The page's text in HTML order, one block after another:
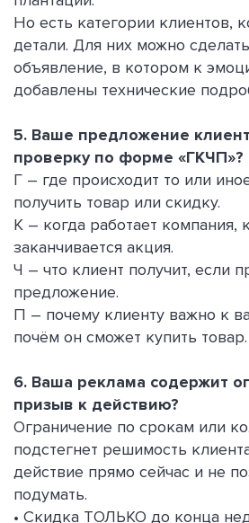
Но есть категории клиентов,
детали. Для них можно
объявление, в котором к
добавлены технические
5. Ваше предложение
проверку по форме «ГКЧП»?
Г – где происходит то или
получить товар или скидку.
К – когда работает компания,
заканчивается акция.
Ч – что клиент получит, если
предложение.
П – почему клиенту важно к
почём он сможет купить товар.
6. Ваша реклама содержит
призыв к действию?
Ограничение по срокам или
подстегнет решимость
действие прямо сейчас и не
подумать.
• Скидка ТОЛЬКО до конца